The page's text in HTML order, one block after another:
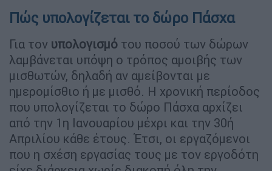
Πώς υπολογίζεται το δώρο Πάσχα
Για τον υπολογισμό του ποσού των δώρων
λαμβάνεται υπόψη ο τρόπος αμοιβής των
μισθωτών, δηλαδή αν αμείβονται με
ημερομίσθιο ή με μισθό. Η χρονική περίοδος
που υπολογίζεται το δώρο Πάσχα αρχίζει
από την 1η Ιανουαρίου μέχρι και την 30ή
Απριλίου κάθε έτους. Έτσι, οι εργαζόμενοι
που η σχέση εργασίας τους με τον εργοδότη